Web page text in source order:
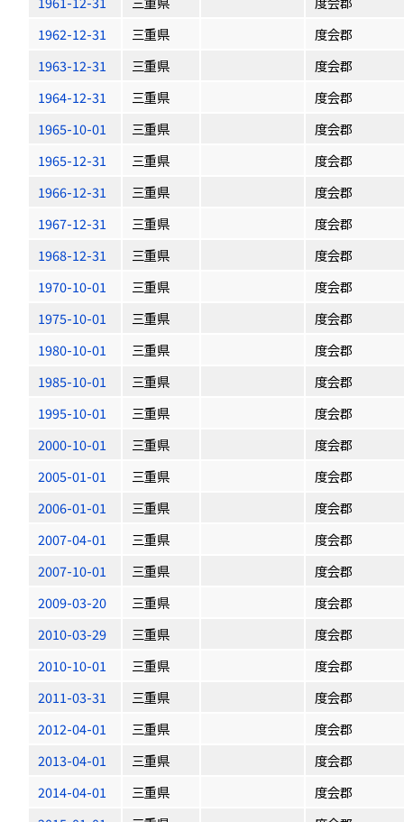
1962-12-31
三重県
度会郡
1963-12-31
三重県
度会郡
1964-12-31
三重県
度会郡
1965-10-01
三重県
度会郡
1965-12-31
三重県
度会郡
1966-12-31
三重県
度会郡
1967-12-31
三重県
度会郡
1968-12-31
三重県
度会郡
1970-10-01
三重県
度会郡
1975-10-01
三重県
度会郡
1980-10-01
三重県
度会郡
1985-10-01
三重県
度会郡
1995-10-01
三重県
度会郡
2000-10-01
三重県
度会郡
2005-01-01
三重県
度会郡
2006-01-01
三重県
度会郡
2007-04-01
三重県
度会郡
2007-10-01
三重県
度会郡
2009-03-20
三重県
度会郡
2010-03-29
三重県
度会郡
2010-10-01
三重県
度会郡
2011-03-31
三重県
度会郡
2012-04-01
三重県
度会郡
2013-04-01
三重県
度会郡
2014-04-01
三重県
度会郡